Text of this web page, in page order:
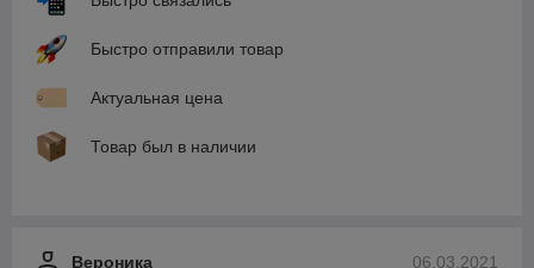
Быстро отправили товар
Актуальная цена
Товар был в наличии
06.03.2021
Вероника